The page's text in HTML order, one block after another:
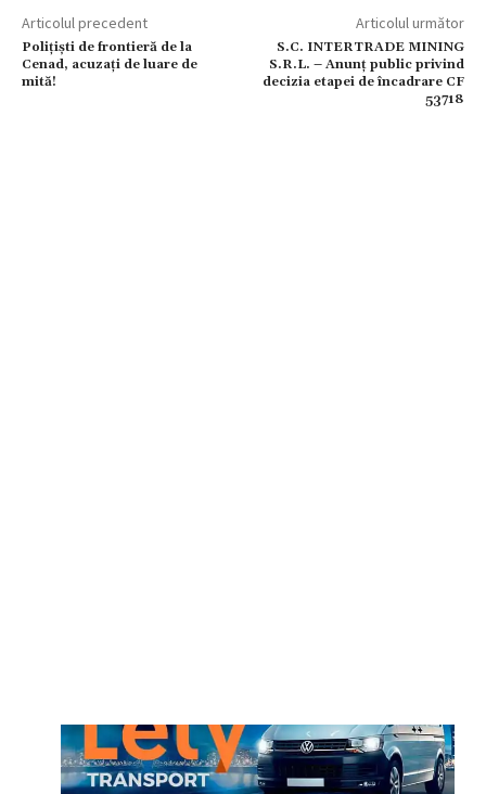
Articolul precedent
Polițiști de frontieră de la
Cenad, acuzați de luare de
mită!
Articolul următor
S.C. INTERTRADE MINING
S.R.L. – Anunţ public privind
decizia etapei de încadrare CF
53718